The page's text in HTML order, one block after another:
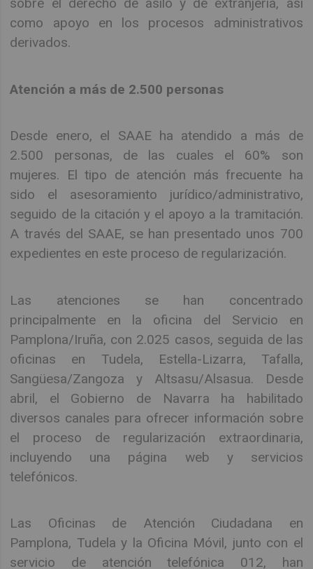
sobre el derecho de asilo y de extranjería, así
como apoyo en los procesos administrativos
derivados.
Atención a más de 2.500 personas
Desde enero, el SAAE ha atendido a más de
2.500 personas, de las cuales el 60% son
mujeres. El tipo de atención más frecuente ha
sido el asesoramiento jurídico/administrativo,
seguido de la citación y el apoyo a la tramitación.
A través del SAAE, se han presentado unos 700
expedientes en este proceso de regularización.
Las atenciones se han concentrado
principalmente en la oficina del Servicio en
Pamplona/Iruña, con 2.025 casos, seguida de las
oficinas en Tudela, Estella-Lizarra, Tafalla,
Sangüesa/Zangoza y Altsasu/Alsasua. Desde
abril, el Gobierno de Navarra ha habilitado
diversos canales para ofrecer información sobre
el proceso de regularización extraordinaria,
incluyendo una página web y servicios
telefónicos.
Las Oficinas de Atención Ciudadana en
Pamplona, Tudela y la Oficina Móvil, junto con el
servicio de atención telefónica 012, han